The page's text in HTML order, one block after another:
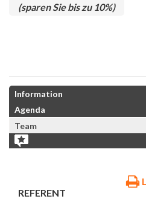
(sparen Sie bis zu 10%)
Information
Agenda
Team
REFERENT